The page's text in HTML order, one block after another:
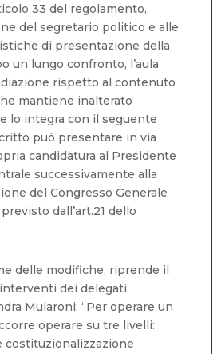
33 del regolamento,
del segretario politico e alle
di presentazione della
un lungo confronto, l’aula
rispetto al contenuto
mantiene inalterato
lo integra con il seguente
può presentare in via
candidatura al Presidente
successivamente alla
del Congresso Generale
dall’art.21 dello
delle modifiche, riprende il
dei delegati.
Mularoni: “Per operare un
operare su tre livelli:
costituzionalizzazione